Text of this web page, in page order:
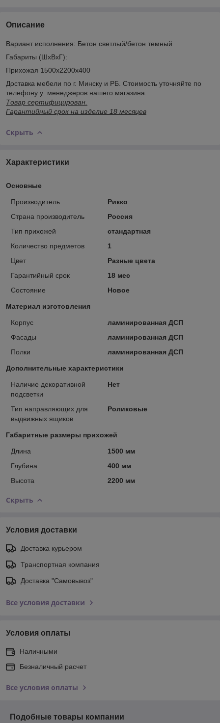
Описание
Вариант исполнения: Бетон светлый/бетон темный
Габариты (ШхВхГ):
Прихожая 1500х2200х400
Доставка мебели по г. Минску и РБ. Стоимость уточняйте по
телефону у менеджеров нашего магазина.
Товар сертифицирован.
Гарантийный срок на изделие 18 месяцев
Скрыть
Характеристики
Основные
Производитель
Рикко
Страна производитель
Россия
Тип прихожей
стандартная
Количество предметов
1
Цвет
Разные цвета
Гарантийный срок
18 мес
Состояние
Новое
Материал изготовления
Корпус
ламинированная ДСП
Фасады
ламинированная ДСП
Полки
ламинированная ДСП
Дополнительные характеристики
Наличие декоративной
подсветки
Нет
Тип направляющих для
выдвижных ящиков
Роликовые
Габаритные размеры прихожей
Длина
1500 мм
Глубина
400 мм
Высота
2200 мм
Скрыть
Условия доставки
Доставка курьером
Транспортная компания
Доставка "Самовывоз"
Все условия доставки
Условия оплаты
Наличными
Безналичный расчет
Все условия оплаты
Подобные товары компании